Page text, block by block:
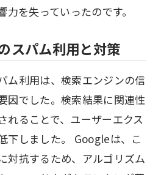
力を失っていったのです。
スパム利用と対策
ム利用は、検索エンジンの信
因でした。検索結果に関連性
れることで、ユーザーエクス
下しました。 Googleは、こ
対抗するため、アルゴリズム